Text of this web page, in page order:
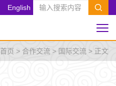
English
首页 > 合作交流 > 国际交流 > 正文